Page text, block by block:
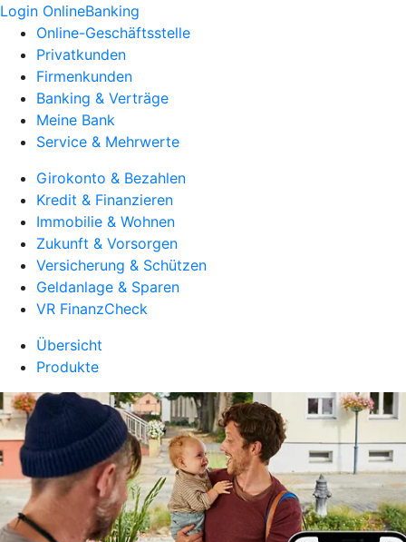
Login OnlineBanking
Online-Geschäftsstelle
Privatkunden
Firmenkunden
Banking & Verträge
Meine Bank
Service & Mehrwerte
Girokonto & Bezahlen
Kredit & Finanzieren
Immobilie & Wohnen
Zukunft & Vorsorgen
Versicherung & Schützen
Geldanlage & Sparen
VR FinanzCheck
Übersicht
Produkte